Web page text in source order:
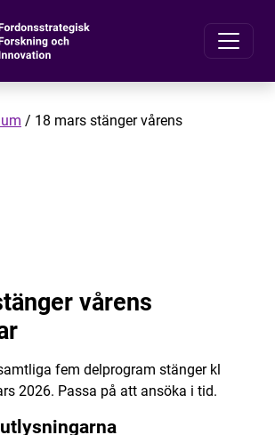
/ 18 mars stänger vårens
vårens
fem delprogram stänger kl
2026. Passa på att ansöka i tid.